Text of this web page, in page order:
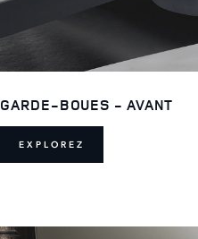
GARDE-BOUES - AVANT
EXPLOREZ